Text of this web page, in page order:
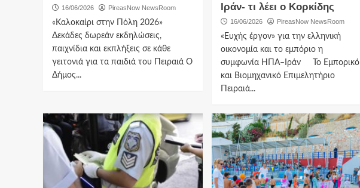
16/06/2026 PireasNow NewsRoom
«Καλοκαίρι στην Πόλη 2026»
Δεκάδες δωρεάν εκδηλώσεις,
παιχνίδια και εκπλήξεις σε κάθε
γειτονιά για τα παιδιά του Πειραιά Ο
Δήμος...
Ιράν- τι λέει ο Κορκίδης
16/06/2026 PireasNow NewsRoom
«Ευχής έργον» για την ελληνική
οικονομία και το εμπόριο η
συμφωνία ΗΠΑ–Ιράν Το Εμπορικό
και Βιομηχανικό Επιμελητήριο
Πειραιά...